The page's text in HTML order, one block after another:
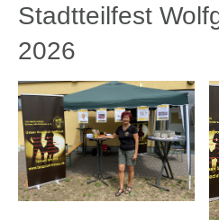
Stadtteilfest
2026